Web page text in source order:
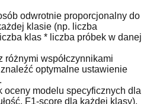
odwrotnie proporcjonalny do
klasie (np. liczba
klas * liczba próbek w danej
różnymi współczynnikami
optymalne ustawienie
oceny modelu specyficznych dla
F1-score dla każdej klasy),